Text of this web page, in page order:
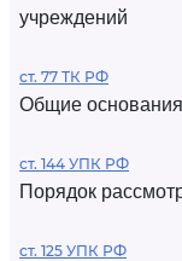
учреждений
ст. 77 ТК РФ
Общие основания
ст. 144 УПК РФ
Порядок
ст. 125 УПК РФ